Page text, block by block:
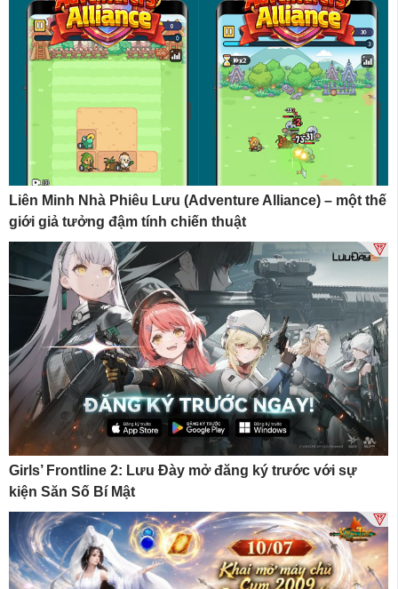
Liên Minh Nhà Phiêu Lưu (Adventure Alliance) – một thế
giới giả tưởng đậm tính chiến thuật
Girls’ Frontline 2: Lưu Đày mở đăng ký trước với sự
kiện Săn Số Bí Mật